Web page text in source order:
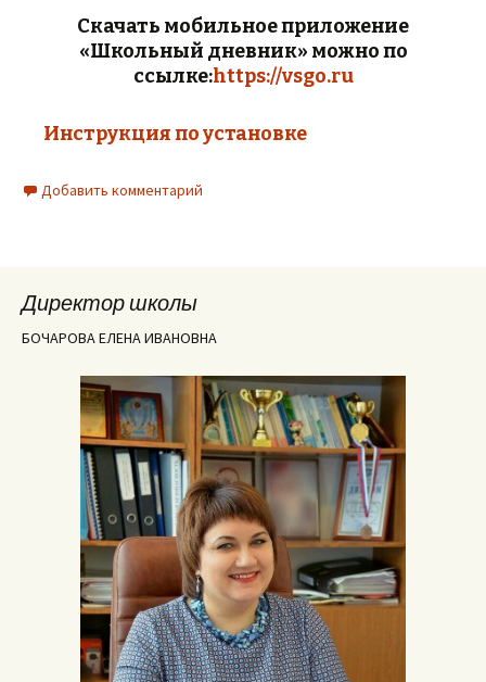
Скачать мобильное приложение
«Школьный дневник» можно по
ссылке:https://vsgo.ru
Инструкция по установке
Добавить комментарий
Директор школы
БОЧАРОВА ЕЛЕНА ИВАНОВНА